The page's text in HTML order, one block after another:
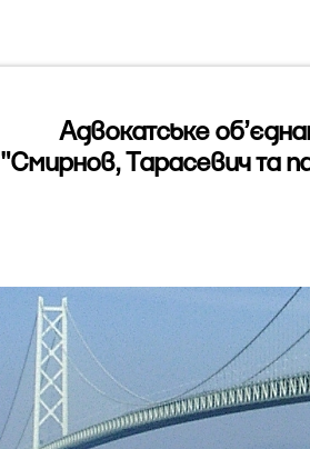
Адвокатське
"Смирнов, Тарасевич та